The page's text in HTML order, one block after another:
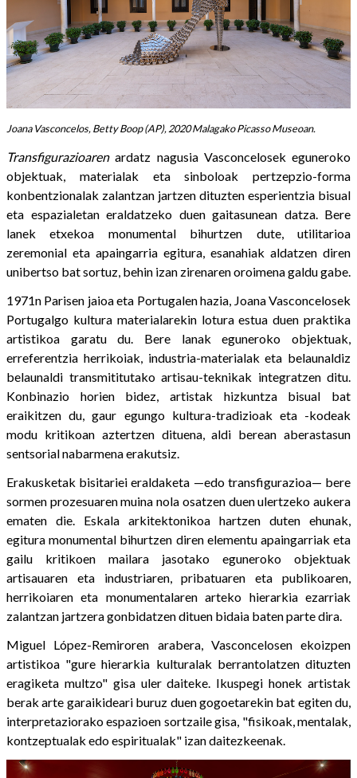
Joana Vasconcelos, Betty Boop (AP), 2020 Malagako Picasso Museoan.
Transfigurazioarenardatz nagusia Vasconcelosek eguneroko
objektuak, materialak eta sinboloak pertzepzio-forma
konbentzionalak zalantzan jartzen dituzten esperientzia bisual
eta espazialetan eraldatzeko duen gaitasunean datza. Bere
lanek etxekoa monumental bihurtzen dute, utilitarioa
zeremonial eta apaingarria egitura, esanahiak aldatzen diren
unibertso bat sortuz, behin izan zirenaren oroimena galdu gabe.
1971n Parisen jaioa eta Portugalen hazia, Joana Vasconcelosek
Portugalgo kultura materialarekin lotura estua duen praktika
artistikoa garatu du. Bere lanak eguneroko objektuak,
erreferentzia herrikoiak, industria-materialak eta belaunaldiz
belaunaldi transmititutako artisau-teknikak integratzen ditu.
Konbinazio horien bidez, artistak hizkuntza bisual bat
eraikitzen du, gaur egungo kultura-tradizioak eta -kodeak
modu kritikoan aztertzen dituena, aldi berean aberastasun
sentsorial nabarmena erakutsiz.
Erakusketak bisitariei eraldaketa —edo transfigurazioa— bere
sormen prozesuaren muina nola osatzen duen ulertzeko aukera
ematen die. Eskala arkitektonikoa hartzen duten ehunak,
egitura monumental bihurtzen diren elementu apaingarriak eta
gailu kritikoen mailara jasotako eguneroko objektuak
artisauaren eta industriaren, pribatuaren eta publikoaren,
herrikoiaren eta monumentalaren arteko hierarkia ezarriak
zalantzan jartzera gonbidatzen dituen bidaia baten parte dira.
Miguel López-Remiroren arabera, Vasconcelosen ekoizpen
artistikoa "gure hierarkia kulturalak berrantolatzen dituzten
eragiketa multzo" gisa uler daiteke. Ikuspegi honek artistak
berak arte garaikideari buruz duen gogoetarekin bat egiten du,
interpretaziorako espazioen sortzaile gisa, "fisikoak, mentalak,
kontzeptualak edo espiritualak" izan daitezkeenak.